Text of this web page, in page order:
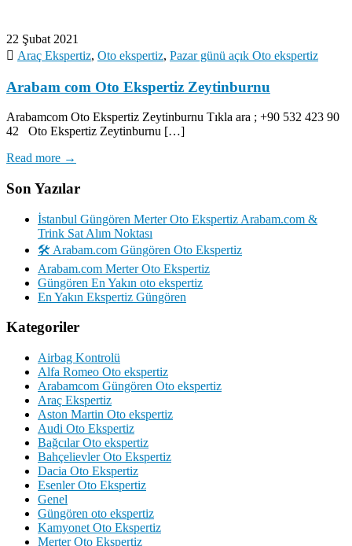
22 Şubat 2021
Araç Ekspertiz, Oto ekspertiz, Pazar günü açık Oto ekspertiz
Arabam com Oto Ekspertiz Zeytinburnu
Arabamcom Oto Ekspertiz Zeytinburnu Tıkla ara ; +90 532 423 90
42 Oto Ekspertiz Zeytinburnu […]
Read more →
Son Yazılar
İstanbul Güngören Merter Oto Ekspertiz Arabam.com &
Trink Sat Alım Noktası
🛠️ Arabam.com Güngören Oto Ekspertiz
Arabam.com Merter Oto Ekspertiz
Güngören En Yakın oto ekspertiz
En Yakın Ekspertiz Güngören
Kategoriler
Airbag Kontrolü
Alfa Romeo Oto ekspertiz
Arabamcom Güngören Oto ekspertiz
Araç Ekspertiz
Aston Martin Oto ekspertiz
Audi Oto Ekspertiz
Bağcılar Oto ekspertiz
Bahçelievler Oto Ekspertiz
Dacia Oto Ekspertiz
Esenler Oto Ekspertiz
Genel
Güngören oto ekspertiz
Kamyonet Oto Ekspertiz
Merter Oto Ekspertiz